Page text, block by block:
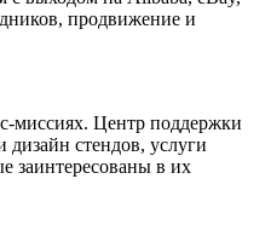
продвижение и
миссиях. Центр поддержки
дизайн стендов, услуги
заинтересованы в их